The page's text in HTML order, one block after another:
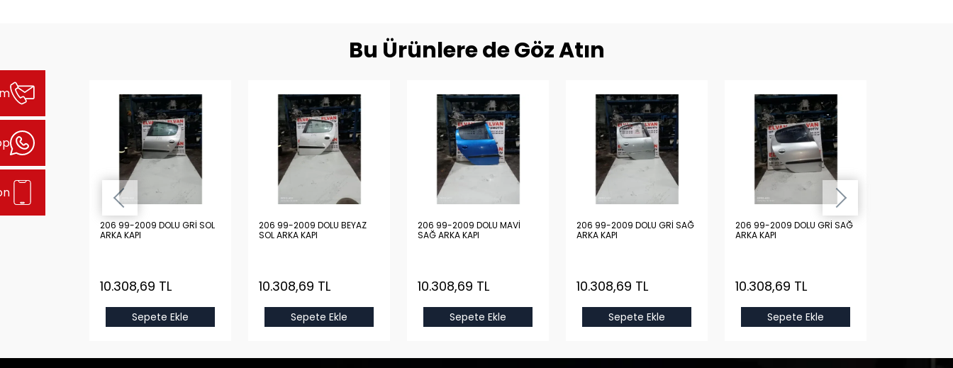
Bu Ürünlere de Göz Atın
206 99-2009 DOLU GRİ SOL
ARKA KAPI
10.308,69 TL
Sepete Ekle
206 99-2009 DOLU BEYAZ
SOL ARKA KAPI
10.308,69 TL
Sepete Ekle
206 99-2009 DOLU MAVİ
SAĞ ARKA KAPI
10.308,69 TL
Sepete Ekle
206 99-2009 DOLU GRİ SAĞ
ARKA KAPI
10.308,69 TL
Sepete Ekle
206 99-2009 DOLU GRİ SAĞ
ARKA KAPI
10.308,69 TL
Sepete Ekle